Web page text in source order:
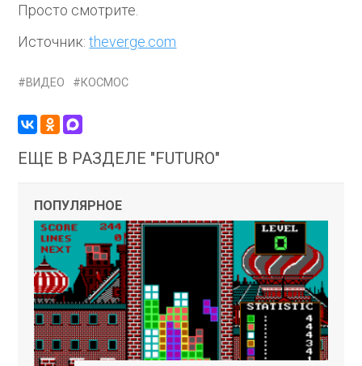
Просто смотрите.
Источник:theverge.com
ВИДЕО КОСМОС
ЕЩЕ В РАЗДЕЛЕ "FUTURO"
ПОПУЛЯРНОЕ